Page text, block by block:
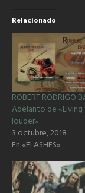
Relacionado
ROBERT RODRIGO
Adelanto de
louder»
3 octubre, 2018
En «FLASHES»